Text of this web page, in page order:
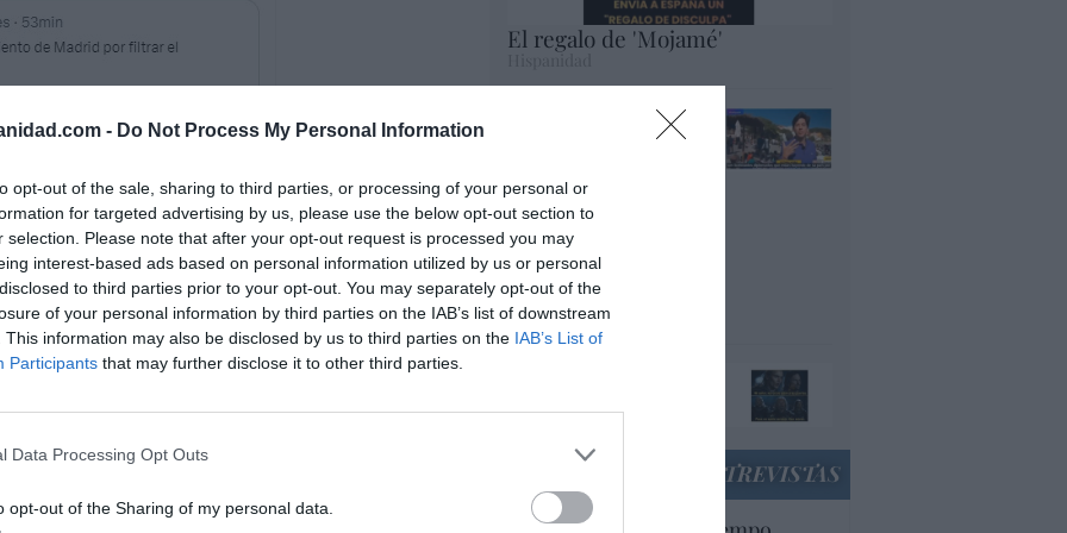
- Do Not Process My Personal Information
opt-out of the sale, sharing to third parties, or processing of your personal or
for targeted advertising by us, please use the below opt-out section to
selection. Please note that after your opt-out request is processed you may
interest-based ads based on personal information utilized by us or personal
to third parties prior to your opt-out. You may separately opt-out of the
of your personal information by third parties on the IAB’s list of downstream
This information may also be disclosed by us to third parties on the IAB’s List of
Participants that may further disclose it to other third parties.
Data Processing Opt Outs
opt-out of the Sharing of my personal data.
presentó una denuncia ante la
por “posible infracción urbanística” por
Ayuso en su domicilio. Por supuesto el
el concejal del PP en el
a hacer inspección en el piso: "Se lo he
Jaime González Taboada, ahora concejal
general del PP de Madrid y hombre de
y quieren investigar si pidió
de obras para reformar el piso de su
El regalo de 'Mojamé'
Telepedro en acción:
RTVE afirma que entre
Ceuta, "muchos son
licenciados y
diplomados, que están
huyendo de su país
por la guerra"
Hispanidad
ENTREVISTAS